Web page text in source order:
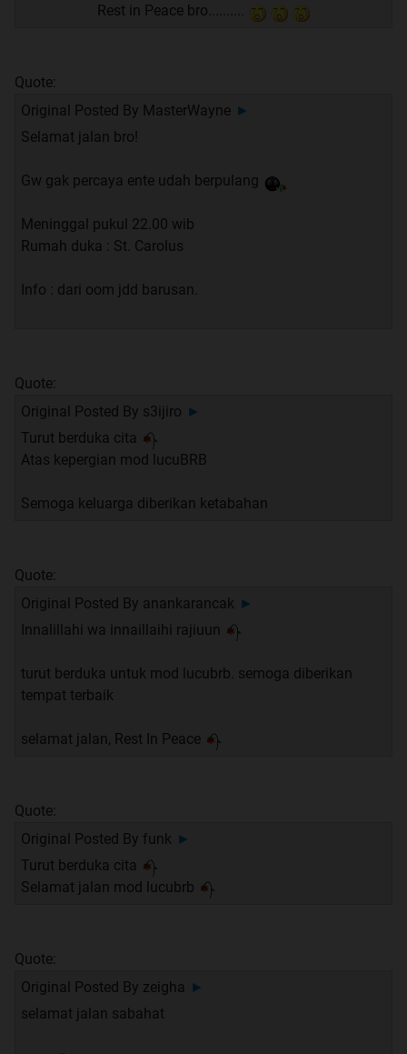
Rest in Peace bro..........
Quote:
Original Posted By MasterWayne ►
Selamat jalan bro!
Gw gak percaya ente udah berpulang
Meninggal pukul 22.00 wib
Rumah duka : St. Carolus
Info : dari oom jdd barusan.
Quote:
Original Posted By s3ijiro ►
Turut berduka cita
Atas kepergian mod lucuBRB
Semoga keluarga diberikan ketabahan
Quote:
Original Posted By anankarancak ►
Innalillahi wa innaillaihi rajiuun
turut berduka untuk mod lucubrb. semoga diberikan
tempat terbaik
selamat jalan, Rest In Peace
Quote:
Original Posted By funk ►
Turut berduka cita
Selamat jalan mod lucubrb
Quote:
Original Posted By zeigha ►
selamat jalan sabahat